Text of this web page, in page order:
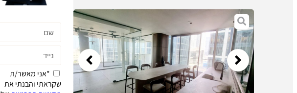
"אני מאשר/ת
שקראתי והבנתי את